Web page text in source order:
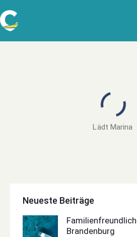
Lädt Marina
Neueste Beiträge
Brandenburg